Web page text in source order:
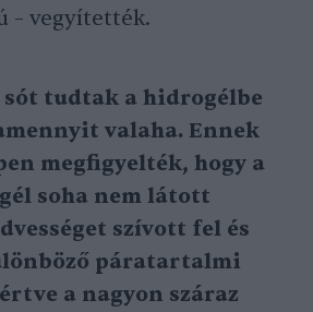
– vegyítették.
tudtak a hidrogélbe
valaha. Ennek
megfigyelték, hogy a
soha nem látott
szívott fel és
páratartalmi
a nagyon száraz